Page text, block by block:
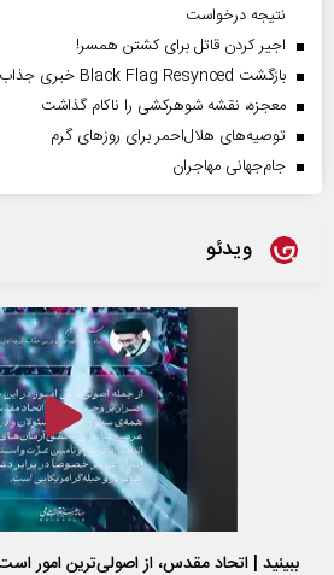
نتیجه درخواست
اجیر کردن قاتل برای کشتن همسر!
بازگشت Black Flag Resynced خبری جذاب برای دوستداران بازی
معجزه، نقشه شوهرکشی را ناکام گذاشت
توصیه‌های هلال‌احمر برای روز‌های گرم
جام‌جهانی مهاجران
ویدئو
ببینید | اتحاد مقدس، از اصولی‌ترین امور